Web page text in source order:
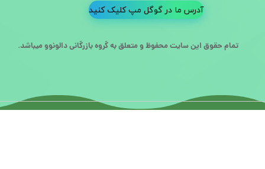
تمام حقوق این سایت محفوظ و متعلق به گروه بازرگانی دالونوو میباشد.
آدرس ما در گوگل مپ کلیک کنید